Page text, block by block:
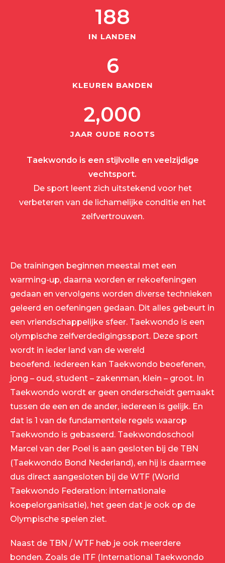
IN LANDEN
188
KLEUREN BANDEN
6
JAAR OUDE ROOTS
2,000
Taekwondo is een stijlvolle en veelzijdige
vechtsport.
De sport leent zich uitstekend voor het
verbeteren van de lichamelijke conditie en het
zelfvertrouwen.
De trainingen beginnen meestal met een
warming-up, daarna worden er rekoefeningen
gedaan en vervolgens worden diverse technieken
geleerd en oefeningen gedaan. Dit alles gebeurt in
een vriendschappelijke sfeer. Taekwondo is een
olympische zelfverdedigingssport. Deze sport
wordt in ieder land van de wereld
beoefend. Iedereen kan Taekwondo beoefenen,
jong – oud, student – zakenman, klein – groot. In
Taekwondo wordt er geen onderscheidt gemaakt
tussen de een en de ander, iedereen is gelijk. En
dat is 1 van de fundamentele regels waarop
Taekwondo is gebaseerd. Taekwondoschool
Marcel van der Poel is aan gesloten bij de TBN
(Taekwondo Bond Nederland), en hij is daarmee
dus direct aangesloten bij de WTF (World
Taekwondo Federation: internationale
koepelorganisatie), het geen dat je ook op de
Olympische spelen ziet.
Naast de TBN / WTF heb je ook meerdere
bonden. Zoals de ITF (International Taekwondo